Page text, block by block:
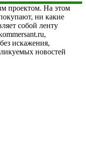
проектом. На этом
ни какие
собой ленту
искажения,
новостей